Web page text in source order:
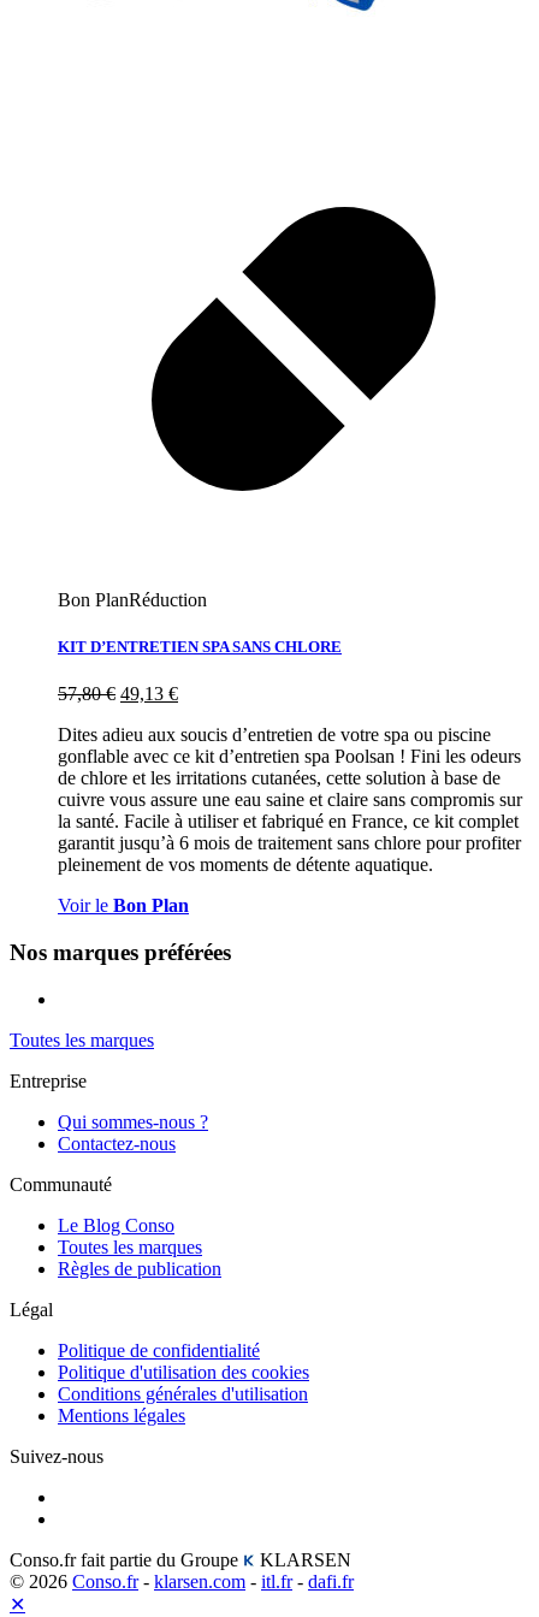
Bon PlanRéduction
KIT D’ENTRETIEN SPA SANS CHLORE
57,80€ 49,13 €
Dites adieu aux soucis d’entretien de votre spa ou piscine
gonflable avec ce kit d’entretien spa Poolsan ! Fini les odeurs
de chlore et les irritations cutanées, cette solution à base de
cuivre vous assure une eau saine et claire sans compromis sur
la santé. Facile à utiliser et fabriqué en France, ce kit complet
garantit jusqu’à 6 mois de traitement sans chlore pour profiter
pleinement de vos moments de détente aquatique.
Voir le Bon Plan
Nos marques préférées
Toutes les marques
Entreprise
Qui sommes-nous ?
Contactez-nous
Communauté
Le Blog Conso
Toutes les marques
Règles de publication
Légal
Politique de confidentialité
Politique d'utilisation des cookies
Conditions générales d'utilisation
Mentions légales
Suivez-nous
Conso.fr fait partie du Groupe
KLARSEN
© 2026 Conso.fr- klarsen.com - itl.fr- dafi.fr
✕